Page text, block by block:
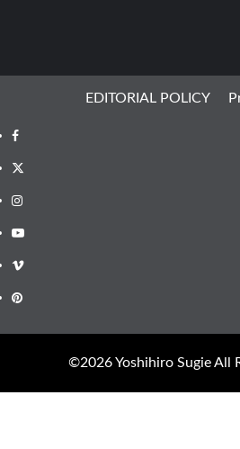
EDITORIAL POLICY
Facebook
X
Instagram
Youtube
Vimeo
Pinterest
©︎2026 Yoshihiro Sugie All